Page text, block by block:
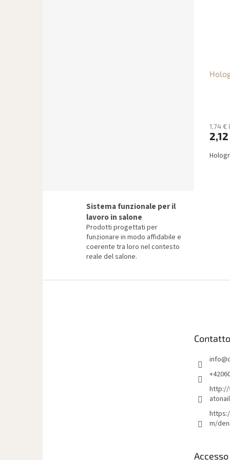
1,74 €
Sistema funzionale per il
lavoro in salone
Prodotti progettati per
funzionare in modo affidabile e
coerente tra loro nel contesto
reale del salone.
Contatto
info@
http://
m/
Accesso